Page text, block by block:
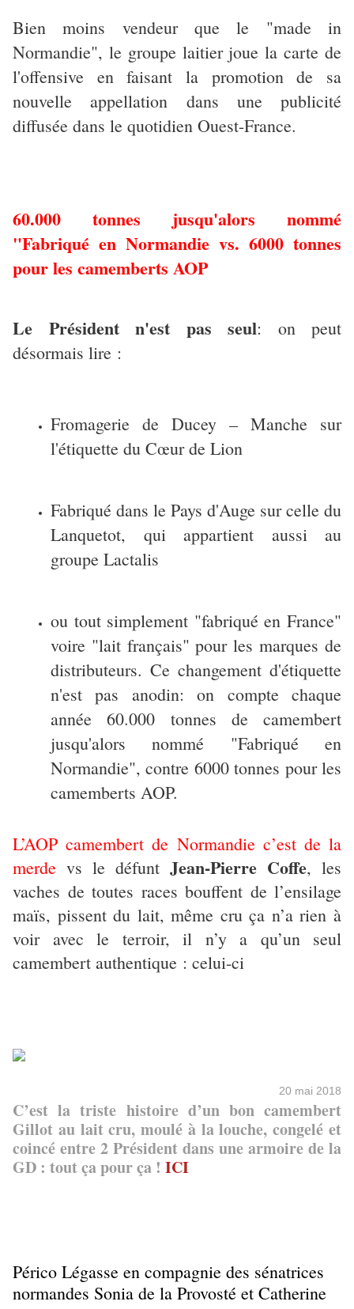
Bien moins vendeur que le "made in
Normandie", le groupe laitier joue la carte de
l'offensive en faisant la promotion de sa
nouvelle appellation dans une publicité
diffusée dans le quotidien Ouest-France.
60.000 tonnes jusqu'alors nommé
"Fabriqué en Normandie vs. 6000 tonnes
pour les camemberts AOP
Le Président n'est pas seul: on peut
désormais lire :
Fromagerie de Ducey – Manche sur
l'étiquette du Cœur de Lion
Fabriqué dans le Pays d'Auge sur celle du
Lanquetot, qui appartient aussi au
groupe Lactalis
ou tout simplement "fabriqué en France"
voire "lait français" pour les marques de
distributeurs. Ce changement d'étiquette
n'est pas anodin: on compte chaque
année 60.000 tonnes de camembert
jusqu'alors nommé "Fabriqué en
Normandie", contre 6000 tonnes pour les
camemberts AOP.
L’AOP camembert de Normandie c’est de la
merde vs le défunt Jean-Pierre Coffe, les
vaches de toutes races bouffent de l’ensilage
maïs, pissent du lait, même cru ça n’a rien à
voir avec le terroir, il n’y a qu’un seul
camembert authentique : celui-ci
20 mai 2018
C’est la triste histoire d’un bon camembert
Gillot au lait cru, moulé à la louche, congelé et
coincé entre 2 Président dans une armoire de la
GD : tout ça pour ça ! ICI
Périco Légasse en compagnie des sénatrices
normandes Sonia de la Provosté et Catherine